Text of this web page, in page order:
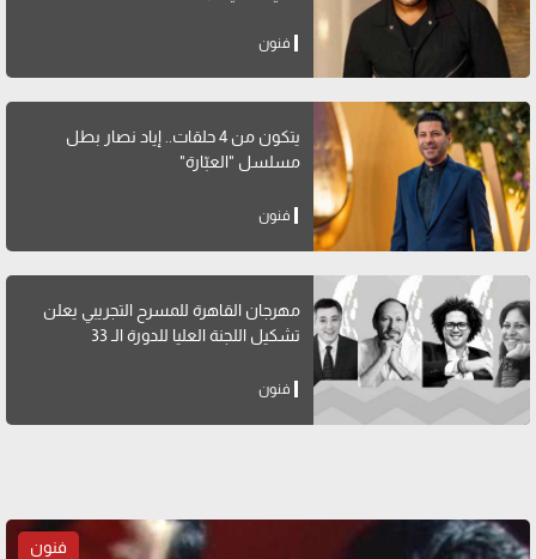
فنون
يتكون من 4 حلقات.. إياد نصار بطل
مسلسل "العبّارة"
فنون
مهرجان القاهرة للمسرح التجريبي يعلن
تشكيل اللجنة العليا للدورة الـ 33
فنون
فنون